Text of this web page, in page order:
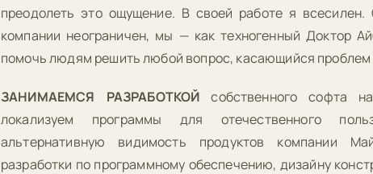
преодолеть это ощущение. В своей работе я всесилен.
компании неограничен, мы — как техногенный Доктор
помочь людям решить любой вопрос, касающийся проблем
ЗАНИМАЕМСЯ РАЗРАБОТКОЙ собственного софта
локализуем программы для отечественного
альтернативную видимость продуктов компании
разработки по программному обеспечению, дизайну